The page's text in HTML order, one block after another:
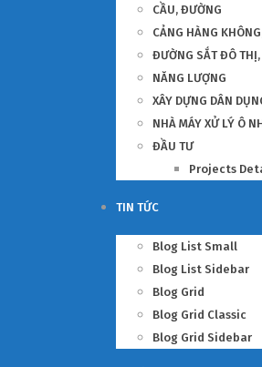
CẦU, ĐƯỜNG
CẢNG HÀNG
ĐƯỜNG SẮT ĐÔ THỊ,
NĂNG LƯỢNG
XÂY DỰNG DÂN
NHÀ MÁY XỬ LÝ Ô
ĐẦU TƯ
Projects
TIN TỨC
Blog List Small
Blog List Sidebar
Blog Grid
Blog Grid Classic
Blog Grid Sidebar